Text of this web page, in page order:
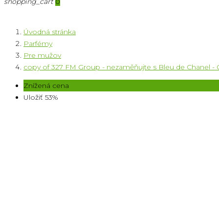
Úvodná stránka
Parfémy
Pre mužov
copy of 327 FM Group - nezaměňujte s Bleu de Chanel -
Znížená cena
Uložiť 53%